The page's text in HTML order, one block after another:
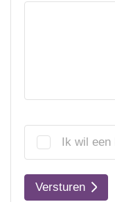
Ik wil een
Versturen